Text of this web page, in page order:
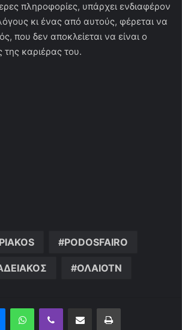
πληροφορίες, υπάρχει ενδιαφέρον
κι ένας από αυτούς, φέρεται να
που δεν αποκλείεται να είναι ο
καριέρας του.
PODOSFAIRO
ΟΛΑΙΟΤΝ
MessengerWhatsAppViber Κοινοποίηση μέσω ηλεκτρονικού ταχυδρομείουΕκτύπωση